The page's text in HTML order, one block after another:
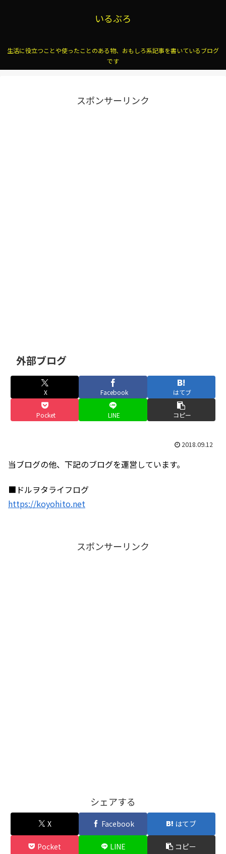
いるぶろ
生活に役立つことや使ったことのある物、おもしろ系記事を書いているブログ
です
スポンサーリンク
外部ブログ
X Facebook はてブ
Pocket LINE コピー
2018.09.12
当ブログの他、下記のブログを運営しています。
■ドルヲタライフログ
https://koyohito.net
スポンサーリンク
シェアする
X Facebook はてブ
Pocket LINE コピー